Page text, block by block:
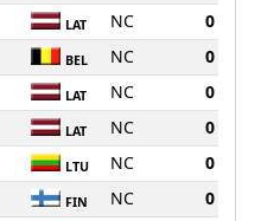
LAT NC
0
BEL NC
0
LAT NC
0
LAT NC
0
LTU NC
0
FIN NC
0